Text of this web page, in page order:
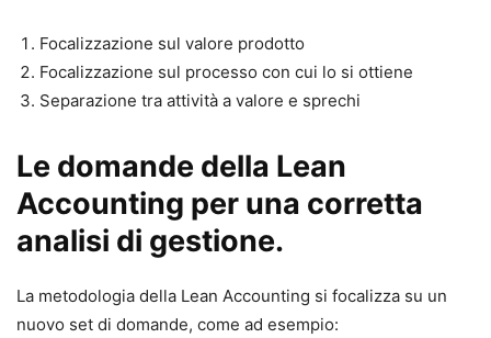
Focalizzazione sul valore prodotto
Focalizzazione sul processo con cui lo si ottiene
Separazione tra attività a valore e sprechi
Le domande della Lean
Accounting per una corretta
analisi di gestione.
La metodologia della Lean Accounting si focalizza su un
nuovo set di domande, come ad esempio: